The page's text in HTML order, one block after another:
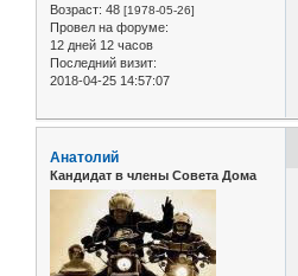
Возраст: 48 [1978-05-26]
Провел на форуме:
12 дней 12 часов
Последний визит:
2018-04-25 14:57:07
Анатолий
Кандидат в члены Совета Дома